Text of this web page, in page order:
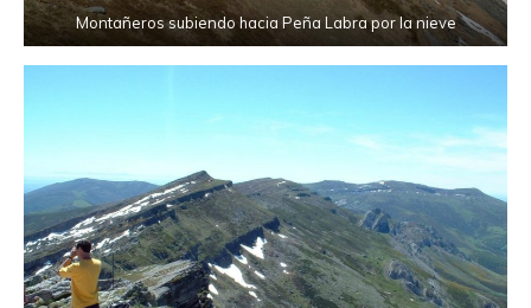
Montañeros subiendo hacia Peña Labra por la nieve